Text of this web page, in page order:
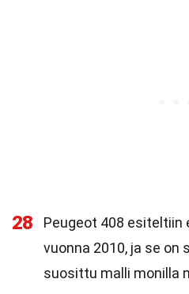
28
Peugeot 408 esiteltiin
vuonna 2010, ja se on
suosittu malli monilla